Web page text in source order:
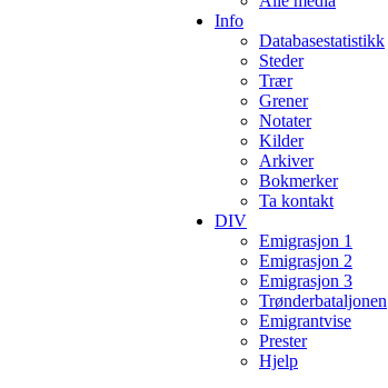
Info
Databasestatistikk
Steder
Trær
Grener
Notater
Kilder
Arkiver
Bokmerker
Ta kontakt
DIV
Emigrasjon 1
Emigrasjon 2
Emigrasjon 3
Trønderbataljonen
Emigrantvise
Prester
Hjelp